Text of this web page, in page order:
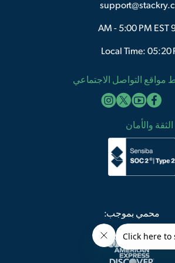
Local Time: 05:20
مواقع التواصل الاجتماعي
الثقة والأمان
محمي بموجب: